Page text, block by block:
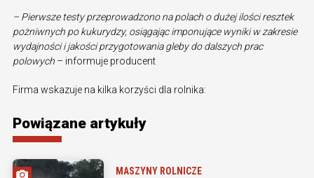
– Pierwsze testy przeprowadzono na polach o dużej ilości resztek
pożniwnych po kukurydzy, osiągając imponujące wyniki w zakresie
wydajności i jakości przygotowania gleby do dalszych prac
polowych ­– informuje producent
Firma wskazuje na kilka korzyści dla rolnika:
Powiązane artykuły
MASZYNY ROLNICZE